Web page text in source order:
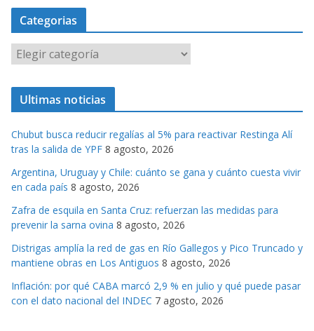
Categorias
a
t
o
r
i
a
s
Ultimas noticias
Chubut busca reducir regalías al 5% para reactivar Restinga Alí
tras la salida de YPF 8 agosto, 2026
Argentina, Uruguay y Chile: cuánto se gana y cuánto cuesta vivir
en cada país 8 agosto, 2026
Zafra de esquila en Santa Cruz: refuerzan las medidas para
prevenir la sarna ovina 8 agosto, 2026
Distrigas amplía la red de gas en Río Gallegos y Pico Truncado y
mantiene obras en Los Antiguos 8 agosto, 2026
Inflación: por qué CABA marcó 2,9 % en julio y qué puede pasar
con el dato nacional del INDEC 7 agosto, 2026